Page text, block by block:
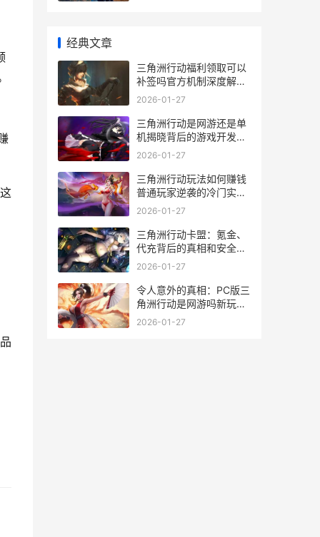
经典文章
三角洲行动福利领取可以
补签吗官方机制深度解析
和玩家亲历经验 三角洲行
新
2026-01-27
三角洲行动是网游还是单
机揭晓背后的游戏开发逻
辑和玩家热议 三角洲行动
2026-01-27
三角洲行动玩法如何赚钱
普通玩家逆袭的冷门实战
指导 三角洲行动玩法详解
2026-01-27
三角洲行动卡盟：氪金、
代充背后的真相和安全避
坑指导 三角洲行动卡盟在
2026-01-27
令人意外的真相：PC版三
角洲行动是网游吗新玩家
别再被迷惑 令人意外的结
2026-01-27